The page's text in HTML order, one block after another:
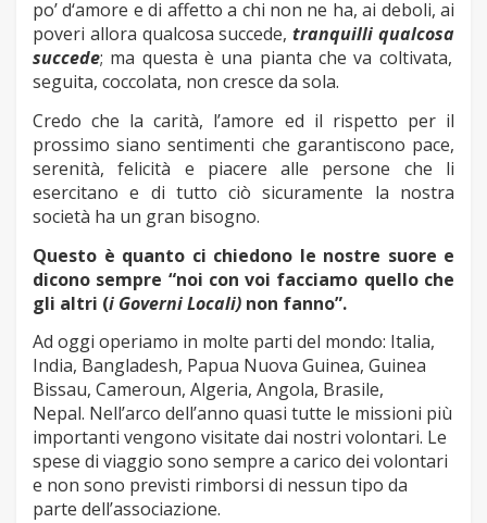
po’ d‘amore e di affetto a chi non ne ha, ai deboli, ai
poveri allora qualcosa succede,tranquilli qualcosa
succede; ma questa è una pianta che va coltivata,
seguita, coccolata, non cresce da sola.
Credo che la carità, l’amore ed il rispetto per il
prossimo siano sentimenti che garantiscono pace,
serenità, felicità e piacere alle persone che li
esercitano e di tutto ciò sicuramente la nostra
società ha un gran bisogno.
Questo è quanto ci chiedono le nostre suore e
dicono sempre “noi con voi facciamo quello che
gli altri (i Governi Locali) non fanno”.
Ad oggi operiamo in molte parti del mondo: Italia,
India, Bangladesh, Papua Nuova Guinea, Guinea
Bissau, Cameroun, Algeria, Angola, Brasile,
Nepal. Nell’arco dell’anno quasi tutte le missioni più
importanti vengono visitate dai nostri volontari. Le
spese di viaggio sono sempre a carico dei volontari
e non sono previsti rimborsi di nessun tipo da
parte dell’associazione.